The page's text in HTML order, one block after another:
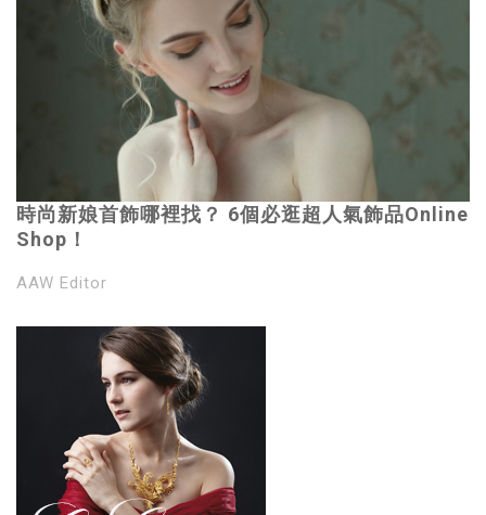
時尚新娘首飾哪裡找？ 6個必逛超人氣飾品Online
Shop！
AAW Editor